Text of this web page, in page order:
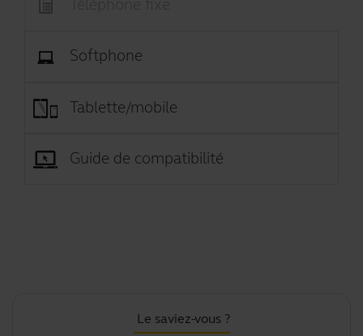
Softphone
Tablette/mobile
Guide de compatibilité
Le saviez-vous ?